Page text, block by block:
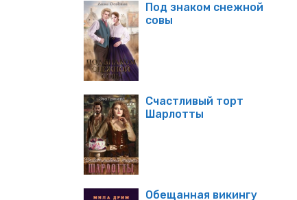
Под знаком снежной
совы
Счастливый торт
Шарлотты
Обещанная викингу